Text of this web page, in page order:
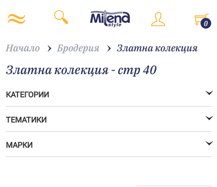
0
Начало Бродерия Златна колекция
Златна колекция - стр 40
КАТЕГОРИИ
ТЕМАТИКИ
МАРКИ